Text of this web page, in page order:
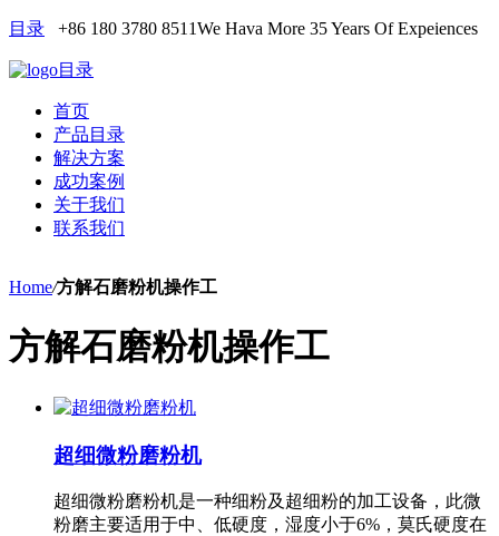
目录 +86 180 3780 8511We Hava More 35 Years Of Expeiences
目录
首页
产品目录
解决方案
成功案例
关于我们
联系我们
Home/方解石磨粉机操作工
方解石磨粉机操作工
超细微粉磨粉机
超细微粉磨粉机是一种细粉及超细粉的加工设备，此微
粉磨主要适用于中、低硬度，湿度小于6%，莫氏硬度在